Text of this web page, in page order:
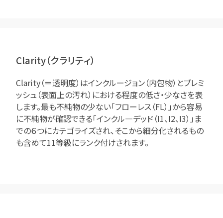
Clarity（クラリティ）
Clarity（＝透明度）はインクルージョン（内包物）とブレミ
ッシュ（表面上の汚れ）における程度の低さ・少なさを表
します。最も不純物の少ない「フローレス（FL）」から容易
に不純物が確認できる「インクル―デッド（I1、I2、I3）」ま
での６つにカテゴライズされ、そこから細分化されるもの
も含めて11等級にランク付けされます。